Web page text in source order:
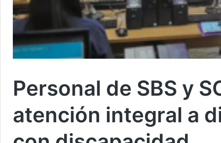
Personal de SBS y
atención integral a